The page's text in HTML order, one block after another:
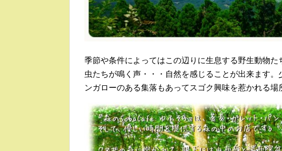
季節や条件によってはこの辺りに生息する野生動物
虫たちが鳴く声・・・自然を感じることが出来ます
ンガローのある集落もあってスゴク興味を惹かれる場